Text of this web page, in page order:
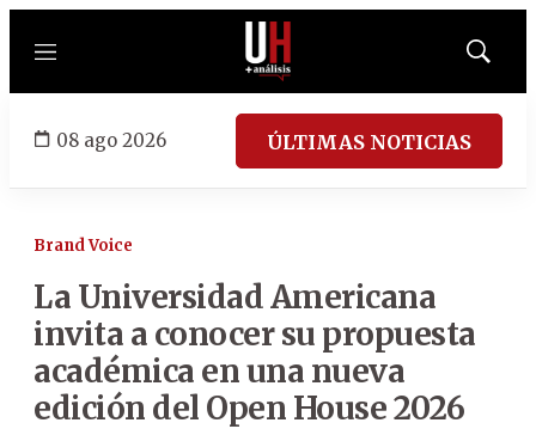
Menú
Mostrar
08 ago 2026 ÚLTIMAS NOTICIAS
Brand Voice
La Universidad Americana
invita a conocer su propuesta
académica en una nueva
edición del Open House 2026